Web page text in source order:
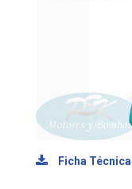
Ficha Técnica